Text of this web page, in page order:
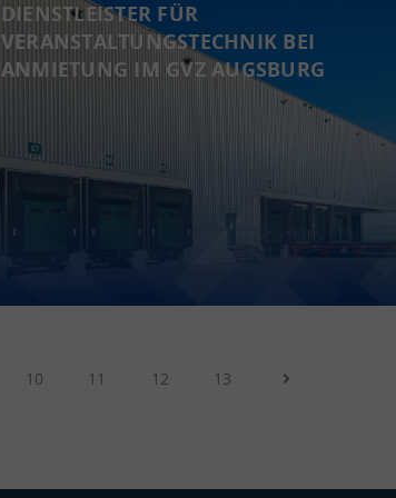
DIENSTLEISTER FÜR
VERANSTALTUNGSTECHNIK BEI
ANMIETUNG IM GVZ AUGSBURG
10 11 12 13 Next Page